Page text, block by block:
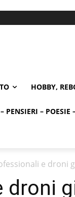
HOBBY,
PENSIERI – POESIE
e droni
droni